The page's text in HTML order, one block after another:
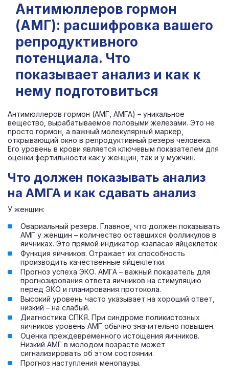
Антимюллеров гормон
(АМГ): расшифровка вашего
репродуктивного
потенциала. Что
показывает анализ и как к
нему подготовиться
Антимюллеров гормон (АМГ, АМГА) – уникальное
вещество, вырабатываемое половыми железами. Это не
просто гормон, а важный молекулярный маркер,
открывающий окно в репродуктивный резерв человека.
Его уровень в крови является ключевым показателем для
оценки фертильности как у женщин, так и у мужчин.
Что должен показывать анализ
на АМГА и как сдавать анализ
У женщин:
Овариальный резерв. Главное, что должен показывать
АМГ у женщин – количество оставшихся фолликулов в
яичниках. Это прямой индикатор «запаса» яйцеклеток.
Функция яичников. Отражает их способность
производить качественные яйцеклетки.
Прогноз успеха ЭКО. АМГА – важный показатель для
прогнозирования ответа яичников на стимуляцию
перед ЭКО и планирования протокола.
Высокий уровень часто указывает на хороший ответ,
низкий – на слабый.
Диагностика СПКЯ. При синдроме поликистозных
яичников уровень АМГ обычно значительно повышен.
Оценка преждевременного истощения яичников.
Низкий АМГ в молодом возрасте может
сигнализировать об этом состоянии.
Прогноз наступления менопаузы.